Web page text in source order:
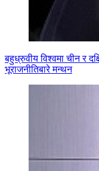
बहुध्रुवीय विश्वमा चीन र
भूराजनीतिबारे मन्थन